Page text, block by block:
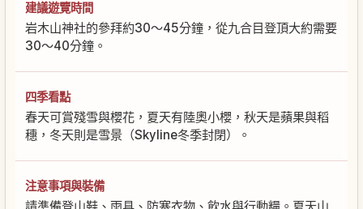
建議遊覽時間
岩木山神社的參拜約30～45分鐘，從九合目登頂大約需要
30～40分鐘。
四季看點
春天可賞殘雪與櫻花，夏天有陸奧小櫻，秋天是蘋果與稻
穗，冬天則是雪景（Skyline冬季封閉）。
注意事項與裝備